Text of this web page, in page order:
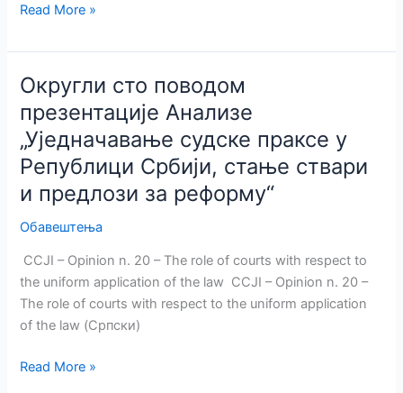
Јавна
о
радном
тексту
амандмана
на
Устав
Републике
Србије
Read More »
Округли сто поводом
презентације Анализе
„Уједначавање судске праксе у
Републици Србији, стање ствари
и предлози за реформу“
Обавештења
CCJI – Opinion n. 20 – The role of courts with respect to
the uniform application of the law CCJI – Opinion n. 20 –
The role of courts with respect to the uniform application
of the law (Српски)
Округли
Read More »